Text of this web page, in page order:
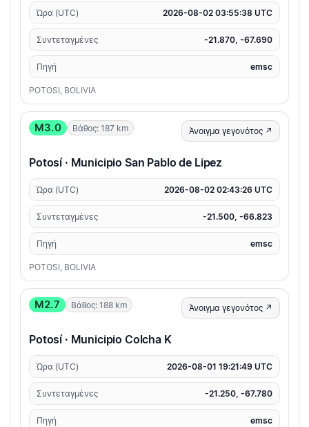
Ώρα (UTC) 2026-08-02 03:55:38 UTC
Συντεταγμένες -21.870, -67.690
Πηγή emsc
POTOSI, BOLIVIA
M3.0 Βάθος: 187 km Άνοιγμα γεγονότος ↗
Potosí · Municipio San Pablo de Lipez
Ώρα (UTC) 2026-08-02 02:43:26 UTC
Συντεταγμένες -21.500, -66.823
Πηγή emsc
POTOSI, BOLIVIA
M2.7 Βάθος: 188 km Άνοιγμα γεγονότος ↗
Potosí · Municipio Colcha K
Ώρα (UTC) 2026-08-01 19:21:49 UTC
Συντεταγμένες -21.250, -67.780
Πηγή emsc